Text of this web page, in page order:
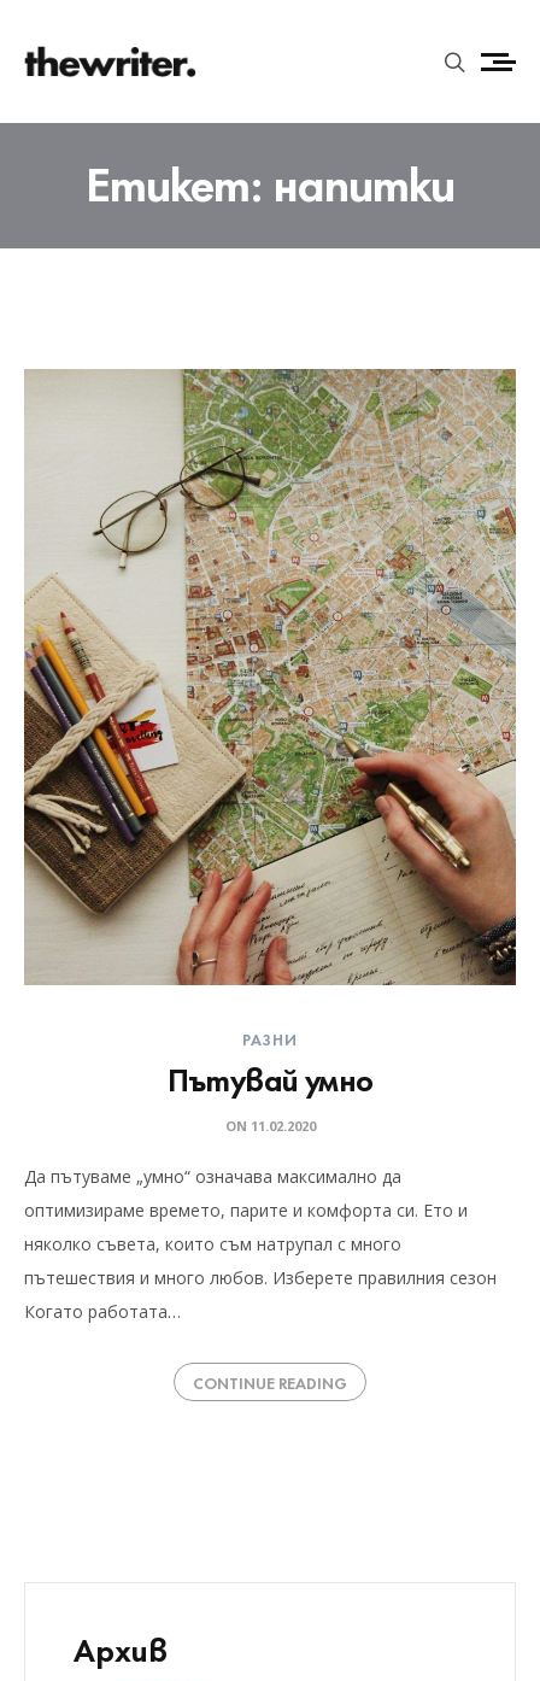
Етикет: напитки
РАЗНИ
Пътувай умно
ON 11.02.2020
Да пътуваме „умно“ означава максимално да
оптимизираме времето, парите и комфорта си. Ето и
няколко съвета, които съм натрупал с много
пътешествия и много любов. Изберете правилния сезон
Когато работата…
CONTINUE READING
Архив